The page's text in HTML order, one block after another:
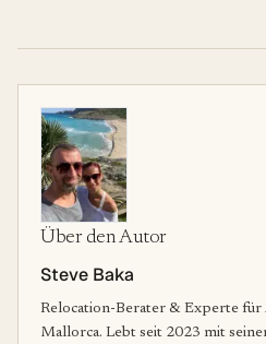
Über den Autor
Steve Baka
Relocation-Berater & Experte für
Mallorca. Lebt seit 2023 mit